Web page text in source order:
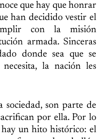
que hay que honrar
han decidido vestir el
con la misión
armada. Sinceras
donde sea que se
la nación les
son parte de
por ella. Por lo
un hito histórico: el